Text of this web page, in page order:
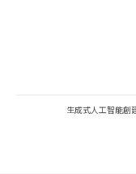
生成式人工智能創